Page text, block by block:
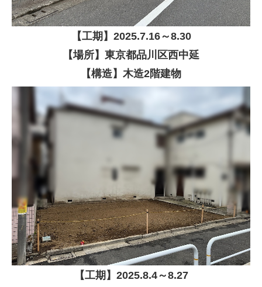
【工期】 2025.7.16～8.30
【場所】東京都品川区西中延
【構造】木造2階建物
【工期】 2025.8.4～8.27